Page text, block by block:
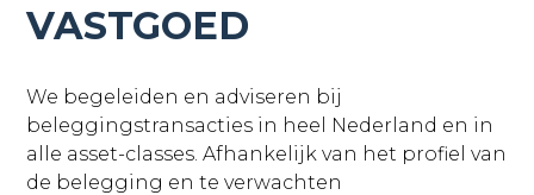
VASTGOED
We begeleiden en adviseren bij
beleggingstransacties in heel Nederland en in
alle asset-classes. Afhankelijk van het profiel van
de belegging en te verwachten